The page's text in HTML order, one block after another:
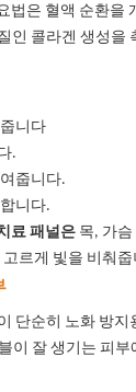
법은 혈액 순환을
인 콜라겐 생성을
니다
.
줍니다.
니다.
료 패널은 목, 가
르게 빛을 비춰줍
단순히 노화 방지
이 잘 생기는 피부